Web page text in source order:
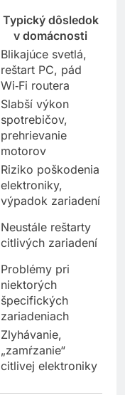
Typický dôsledok
v domácnosti
Blikajúce svetlá,
reštart PC, pád
Wi‑Fi routera
Slabší výkon
spotrebičov,
prehrievanie
motorov
Riziko poškodenia
elektroniky,
Neustále reštarty
Problémy pri
niektorých
špecifických
zariadeniach
Zlyhávanie,
„zamŕzanie“